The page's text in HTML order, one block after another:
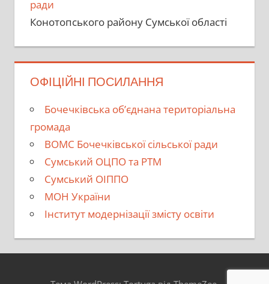
ради
Конотопського району Сумської області
ОФІЦІЙНІ ПОСИЛАННЯ
Бочечківська об’єднана територіальна
громада
ВОМС Бочечківської сільської ради
Сумський ОЦПО та РТМ
Сумський ОІППО
МОН України
Інститут модернізації змісту освіти